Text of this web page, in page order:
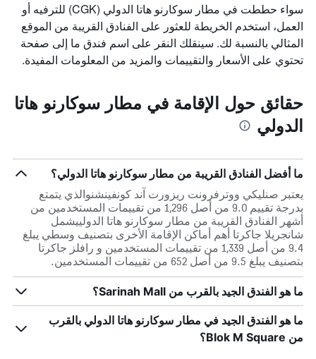
سواء حططت في مطار سوكارنو هاتا الدولي (CGK) للترفيه أو
العمل، استخدم الخريطة للعثور على الفنادق القريبة من الموقع
المثالي بالنسبة لك. سينقلك النقر على اسم فندق ما إلى صفحة
تحتوي على الأسعار والتقييمات والمزيد من المعلومات المفيدة.
حقائق حول الإقامة في مطار سوكارنو هاتا
الدولي
ما أفضل الفنادق القريبة من مطار سوكارنو هاتا الدولي؟
يعتبر صنليكي ووترفرونت ريزورت آند كونفينشنوالذي يتمتع
بدرجة تقييم 9.0 من أصل 1,296 من تقييمات المستخدمين من
أشهر الفنادق القريبة من مطار سوكارنو هاتا الدولييشمل
شانجريلا جاكرتا أهم أماكن الإقامة الأخرى بتصنيف وسطي يبلغ
9.4 من أصل 1,339 من تقييمات المستخدمين و رافلز جاكرتا
بتصنيف يبلغ 9.5 من أصل 652 من تقييمات المستخدمين.
ما هو الفندق الجيد بالقرب من Sarinah Mall؟
ما هو الفندق الجيد في مطار سوكارنو هاتا الدولي بالقرب
من Blok M Square؟